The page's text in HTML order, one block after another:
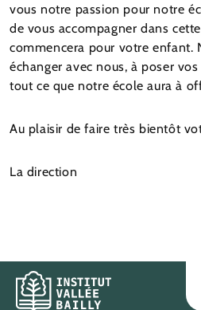
vous notre passion pour notre
de vous accompagner dans
commencera pour votre enfant.
échanger avec nous, à poser
tout ce que notre école aura à
Au plaisir de faire très bientôt
La direction